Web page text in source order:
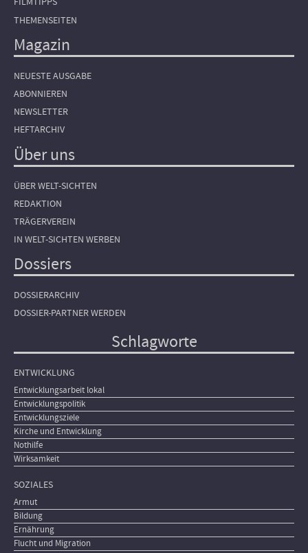
THEMENSEITEN
Magazin
NEUESTE AUSGABE
ABONNIEREN
NEWSLETTER
HEFTARCHIV
Über uns
ÜBER WELT-SICHTEN
REDAKTION
TRÄGERVEREIN
IN WELT-SICHTEN WERBEN
Dossiers
DOSSIERARCHIV
DOSSIER-PARTNER WERDEN
Schlagworte
ENTWICKLUNG
Entwicklungsarbeit lokal
Entwicklungspolitik
Entwicklungsziele
Kirche und Entwicklung
Nothilfe
Wirksamkeit
SOZIALES
Armut
Bildung
Ernährung
Flucht und Migration